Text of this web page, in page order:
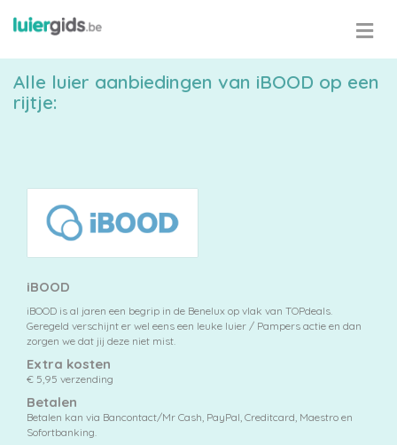
Kies
maat
Pampers
Alle luier aanbiedingen van iBOOD op een
rijtje:
iBOOD
iBOOD is al jaren een begrip in de Benelux op vlak van TOPdeals.
Geregeld verschijnt er wel eens een leuke luier / Pampers actie en dan
zorgen we dat jij deze niet mist.
Extra kosten
€ 5,95 verzending
Betalen
Betalen kan via Bancontact/Mr Cash, PayPal, Creditcard, Maestro en
Sofortbanking.